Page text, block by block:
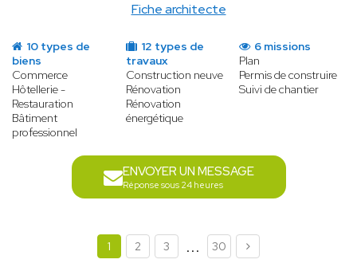
Fiche architecte
10 types de
biens
Commerce
Hôtellerie -
Restauration
Bâtiment
professionnel
12 types de
travaux
Construction neuve
Rénovation
Rénovation
énergétique
6 missions
Plan
Permis de construire
Suivi de chantier
ENVOYER UN MESSAGE
Réponse sous 24 heures
1 2 3 ... 30